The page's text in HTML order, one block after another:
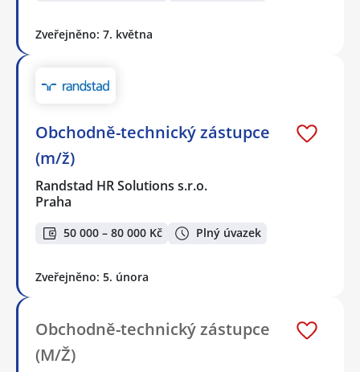
Zveřejněno: 7. května
Obchodně-technický zástupce
(m/ž)
Randstad HR Solutions s.r.o.
Praha
50 000 – 80 000 Kč Plný úvazek
Zveřejněno: 5. února
Obchodně-technický zástupce
(M/Ž)